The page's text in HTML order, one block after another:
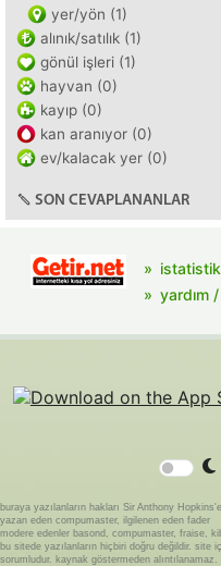
yer/yön (1)
alınık/satılık (1)
gönül işleri (1)
hayvan (0)
kayıp (0)
kan aranıyor (0)
ev/kalacak yer (0)
SON CEVAPLANANLAR
yardım
buraya yazılanların hakları Sir Anthony
yazan eden compumaster, ilgilenen eden fader
modere edenler basond, compumaster, fraise,
bu sitede yazılanların hiçbiri doğru değildir. site
sorumludur. kaynak göstermeden